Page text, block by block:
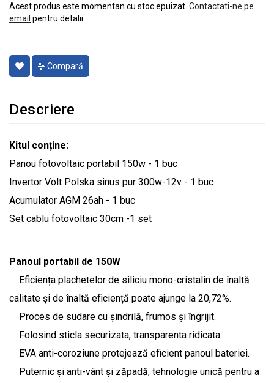
Acest produs este momentan cu stoc epuizat. Contactati-ne pe
email pentru detalii.
Compară
Descriere
Kitul conține:
Panou fotovoltaic portabil 150w - 1 buc
Invertor Volt Polska sinus pur 300w-12v - 1 buc
Acumulator AGM 26ah - 1 buc
Set cablu fotovoltaic 30cm -1 set
Panoul portabil de 150W
Eficiența plachetelor de siliciu mono-cristalin de înaltă
calitate și de înaltă eficiență poate ajunge la 20,72%.
Proces de sudare cu șindrilă, frumos și îngrijit.
Folosind sticla securizata, transparenta ridicata.
EVA anti-coroziune protejează eficient panoul bateriei.
Puternic și anti-vânt și zăpadă, tehnologie unică pentru a